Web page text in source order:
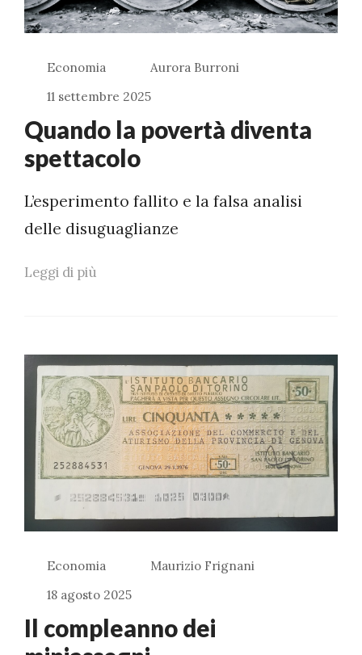
Economia
Aurora Burroni
11 settembre 2025
Quando la povertà diventa
spettacolo
L’esperimento fallito e la falsa analisi
delle disuguaglianze
Leggi di più
Economia
Maurizio Frignani
18 agosto 2025
Il compleanno dei